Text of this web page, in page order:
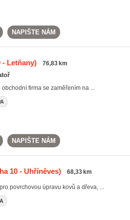
NAPIŠTE NÁM
Letňany) 76,83 km
firma se zaměřením na ...
NAPIŠTE NÁM
10 - Uhříněves) 68,33 km
povrchovou úpravu kovů a dřeva, ...